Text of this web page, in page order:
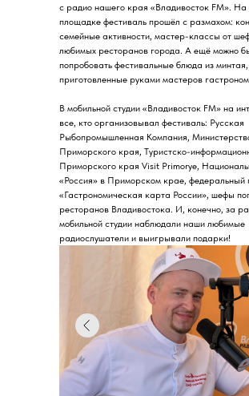
с радио нашего края «Владивосток FM». На
площадке фестиваль прошёл с размахом:
семейные активности, мастер-классы от
любимых ресторанов города. А ещё можно
попробовать фестивальные блюда из минтая,
приготовленные руками мастеров
В мобильной студии «Владивосток FM» на
все, кто организовывал фестиваль: Русская
Рыбопромышленная Компания,
Приморского края, Туристско-
Приморского края Visit Primorye,
«Россия» в Приморском крае, федеральный
«Гастрономическая карта России», шефы
ресторанов Владивостока. И, конечно, за
мобильной студии наблюдали наши любимые
радиослушатели и выигрывали подарки!